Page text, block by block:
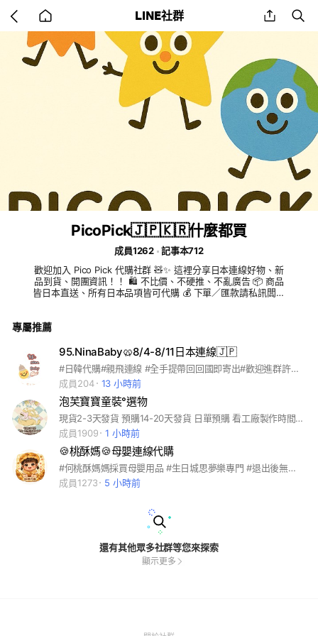
back
to
home
LINE社群 share
PicoPick🇯🇵🇰🇷什麼都買
成員1262
記事本712
歡迎加入 Pico Pick 代購社群 🧸✨ 這裡分享日本連線好物、新
品到貨、開團資訊！！ 🛍 不比價、不硬推、不亂廣告 📦 商品
皆日本直送、所有日本品項皆可代購 💰 下單／匯款請私訊闆娘
專屬推薦
95.NinaBaby🥨8/4-8/11日本連線🇯🇵
#日韓代購#親飛連線 #全手提帶回回國即寄出#歡迎進群許願❣️❣️❣️
成員204
13 小時前
泡芙寶寶童裝°選物
現貨2-3天發貨 預購14-20天發貨 日單預購 看工廠製作時間 幾乎都會先拿樣看品質 品質過才會賣給你們唷 啾啾#童裝#寶寶#寶媽
成員1909
1 小時前
🍪桃酥媽🍪母嬰連線代購
#何桃酥媽媽採買母嬰用品 #生日城思夢樂專門 #退出後無法再次入群請見諒
成員1273
5 小時前
還有其他眾多社群等您來探索
顯示更多